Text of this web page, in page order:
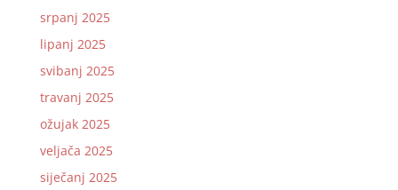
srpanj 2025
lipanj 2025
svibanj 2025
travanj 2025
ožujak 2025
veljača 2025
siječanj 2025